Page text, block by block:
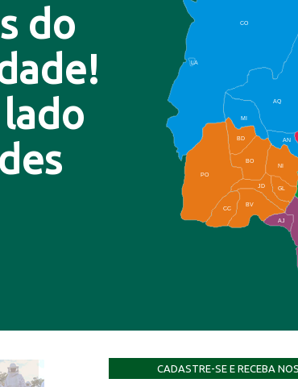
do
CO
AQ
MI
AN
BD
BO
NI
JD
PO
BV
CC
AJ
GL
LA
CADASTRE-SE E RECEBA